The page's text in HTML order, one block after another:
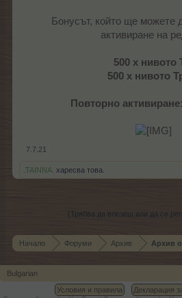
Бонусът, който ще можете
активиране на
500 х нивото
500 х нивото
Повторно
7.7.21
.TAINNA. харесва това.
(Трябва да влезеш или да се
Начало Форуми Архив Архив
Bulgarian
Условия и правила
Декларация